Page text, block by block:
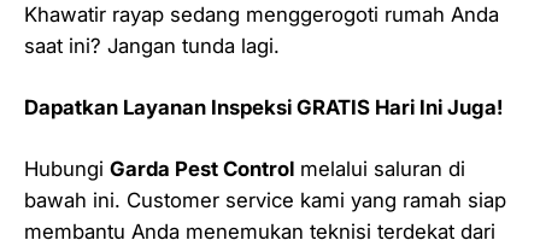
Khawatir rayap sedang menggerogoti rumah Anda
saat ini? Jangan tunda lagi.
Dapatkan Layanan Inspeksi GRATIS Hari Ini Juga!
Hubungi Garda Pest Control melalui saluran di
bawah ini. Customer service kami yang ramah siap
membantu Anda menemukan teknisi terdekat dari